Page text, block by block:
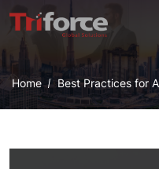
Home Best Practices for